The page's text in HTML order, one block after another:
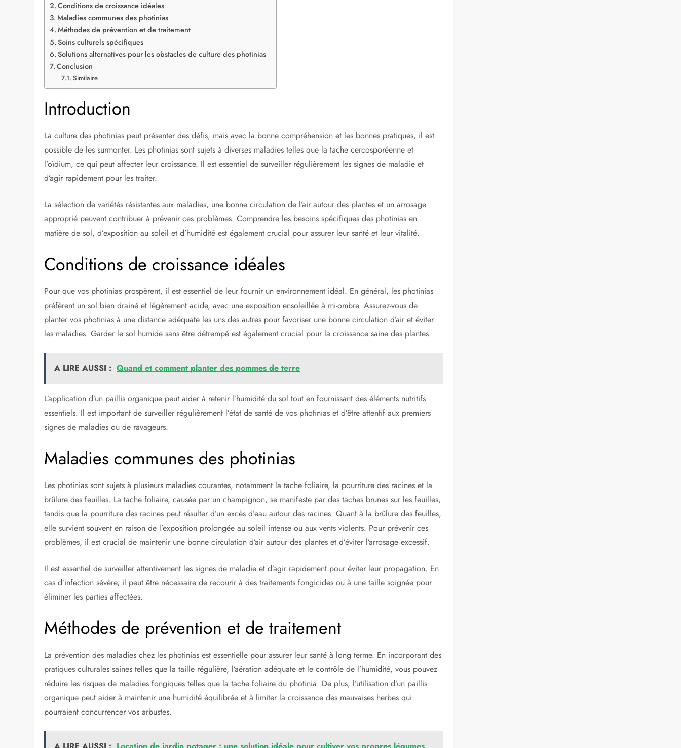
Conditions de croissance idéales
Maladies communes des photinias
Méthodes de prévention et de traitement
Soins culturels spécifiques
Solutions alternatives pour les obstacles de culture des photinias
Conclusion
Similaire
Introduction
La culture des photinias peut présenter des défis, mais avec la bonne compréhension et les bonnes pratiques, il est
possible de les surmonter. Les photinias sont sujets à diverses maladies telles que la tache cercosporéenne et
l’oïdium, ce qui peut affecter leur croissance. Il est essentiel de surveiller régulièrement les signes de maladie et
d’agir rapidement pour les traiter.
La sélection de variétés résistantes aux maladies, une bonne circulation de l’air autour des plantes et un arrosage
approprié peuvent contribuer à prévenir ces problèmes. Comprendre les besoins spécifiques des photinias en
matière de sol, d’exposition au soleil et d’humidité est également crucial pour assurer leur santé et leur vitalité.
Conditions de croissance idéales
Pour que vos photinias prospèrent, il est essentiel de leur fournir un environnement idéal. En général, les photinias
préfèrent un sol bien drainé et légèrement acide, avec une exposition ensoleillée à mi-ombre. Assurez-vous de
planter vos photinias à une distance adéquate les uns des autres pour favoriser une bonne circulation d’air et éviter
les maladies. Garder le sol humide sans être détrempé est également crucial pour la croissance saine des plantes.
A LIRE AUSSI : Quand et comment planter des pommes de terre
L’application d’un paillis organique peut aider à retenir l’humidité du sol tout en fournissant des éléments nutritifs
essentiels. Il est important de surveiller régulièrement l’état de santé de vos photinias et d’être attentif aux premiers
signes de maladies ou de ravageurs.
Maladies communes des photinias
Les photinias sont sujets à plusieurs maladies courantes, notamment la tache foliaire, la pourriture des racines et la
brûlure des feuilles. La tache foliaire, causée par un champignon, se manifeste par des taches brunes sur les feuilles,
tandis que la pourriture des racines peut résulter d’un excès d’eau autour des racines. Quant à la brûlure des feuilles,
elle survient souvent en raison de l’exposition prolongée au soleil intense ou aux vents violents. Pour prévenir ces
problèmes, il est crucial de maintenir une bonne circulation d’air autour des plantes et d’éviter l’arrosage excessif.
Il est essentiel de surveiller attentivement les signes de maladie et d’agir rapidement pour éviter leur propagation. En
cas d’infection sévère, il peut être nécessaire de recourir à des traitements fongicides ou à une taille soignée pour
éliminer les parties affectées.
Méthodes de prévention et de traitement
La prévention des maladies chez les photinias est essentielle pour assurer leur santé à long terme. En incorporant des
pratiques culturales saines telles que la taille régulière, l’aération adéquate et le contrôle de l’humidité, vous pouvez
réduire les risques de maladies fongiques telles que la tache foliaire du photinia. De plus, l’utilisation d’un paillis
organique peut aider à maintenir une humidité équilibrée et à limiter la croissance des mauvaises herbes qui
pourraient concurrencer vos arbustes.